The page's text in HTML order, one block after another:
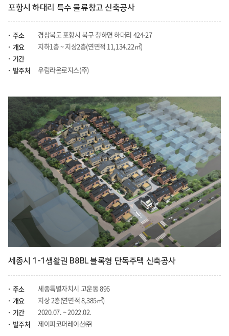
포항시 하대리 특수 물류창고 신축공사
주소
경상북도 포항시 북구 청하면 하대리 424-27
개요
지하1층 ~ 지상2층(연면적 11,134.22㎡)
기간
발주처
우림라온로지스(주)
세종시 1-1생활권 B8BL 블록형 단독주택 신축공사
주소
세종특별자치시 고운동 896
개요
지상 2층(연면적 8,385㎡)
기간
2020.07. ~ 2022.02.
발주처
제이피코퍼레이션㈜